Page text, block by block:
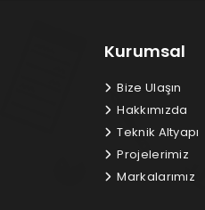
Kurumsal
Bize Ulaşın
Hakkımızda
Teknik Altyapı
Projelerimiz
Markalarımız